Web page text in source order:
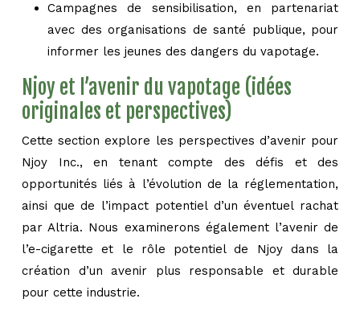
Campagnes de sensibilisation, en partenariat
avec des organisations de santé publique, pour
informer les jeunes des dangers du vapotage.
Njoy et l’avenir du vapotage (idées
originales et perspectives)
Cette section explore les perspectives d’avenir pour
Njoy Inc., en tenant compte des défis et des
opportunités liés à l’évolution de la réglementation,
ainsi que de l’impact potentiel d’un éventuel rachat
par Altria. Nous examinerons également l’avenir de
l’e-cigarette et le rôle potentiel de Njoy dans la
création d’un avenir plus responsable et durable
pour cette industrie.